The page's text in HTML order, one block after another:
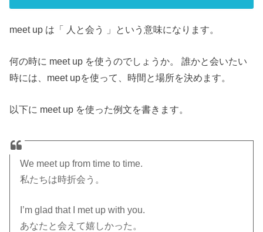
meet up は「 人と会う 」という意味になります。
何の時に meet up を使うのでしょうか。 誰かと会いたい
時には、meet upを使って、時間と場所を決めます。
以下に meet up を使った例文を書きます。
We meet up from time to time.
私たちは時折会う。
I’m glad that I met up with you.
あなたと会えて嬉しかった。